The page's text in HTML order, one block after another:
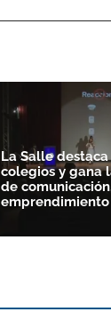
La Salle
colegios y gana
de
emprendimiento